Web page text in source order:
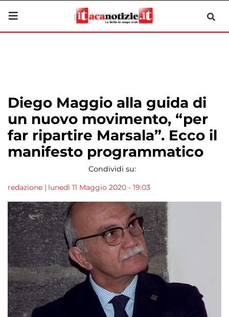
Diego Maggio alla guida di
un nuovo movimento, “per
far ripartire Marsala”. Ecco il
manifesto programmatico
Condividi su:
redazione | lunedì 11 Maggio 2020 - 19:03